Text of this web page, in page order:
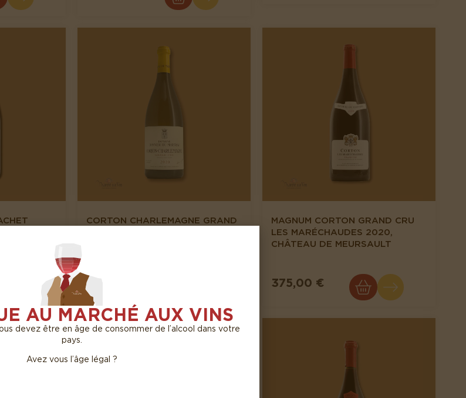
CORTON CHARLEMAGNE GRAND
450,00 €
MAGNUM CORTON GRAND CRU
LES MARÉCHAUDES 2020,
CHÂTEAU DE MEURSAULT
375,00 €
AU MARCHÉ AUX VINS
devez être en âge de consommer de l’alcool dans votre
pays.
Avez vous l’âge légal ?